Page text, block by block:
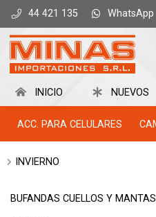
44 421 135 WhatsApp
INICIO NUEVOS
ACC. PARA CELULARES
INVIERNO
BUFANDAS CUELLOS Y MANTAS